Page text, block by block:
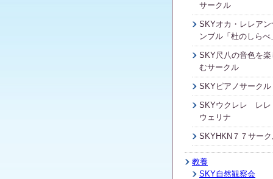
サークル
SKYオカ・レレアン
ンブル「杜のしらべ
SKY尺八の音色を楽
むサークル
SKYピアノサークル
SKYウクレレ レレ
ウェリナ
SKYHKN７７サー
教養
SKY自然観察会